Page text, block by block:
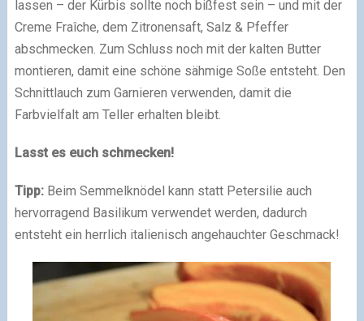
lassen – der Kürbis sollte noch bißfest sein – und mit der
Creme Fraîche, dem Zitronensaft, Salz & Pfeffer
abschmecken. Zum Schluss noch mit der kalten Butter
montieren, damit eine schöne sähmige Soße entsteht. Den
Schnittlauch zum Garnieren verwenden, damit die
Farbvielfalt am Teller erhalten bleibt.
Lasst es euch schmecken!
Tipp:Beim Semmelknödel kann statt Petersilie auch
hervorragend Basilikum verwendet werden, dadurch
entsteht ein herrlich italienisch angehauchter Geschmack!